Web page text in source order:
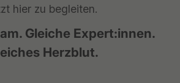
hier zu begleiten.
Gleiche Expert:innen.
Herzblut.